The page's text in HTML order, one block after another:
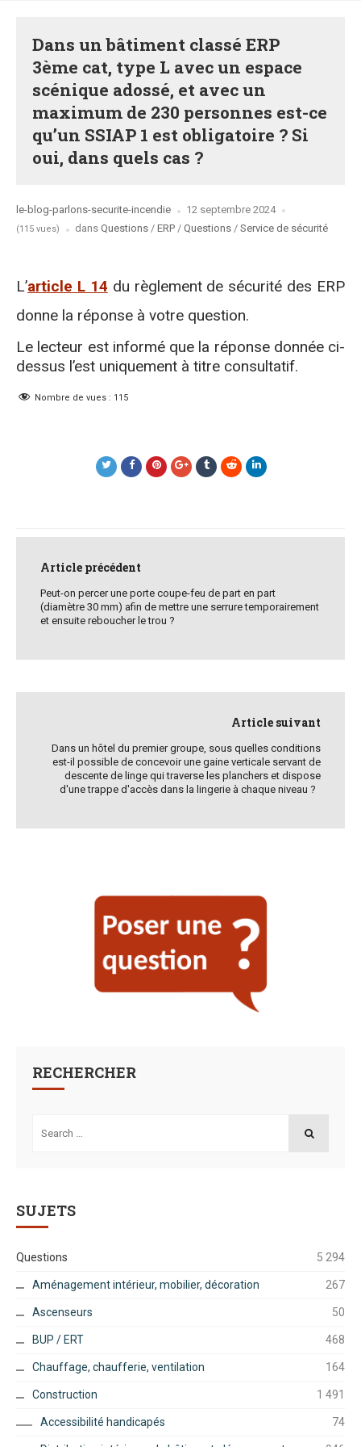
Dans un bâtiment classé ERP
3ème cat, type L avec un espace
scénique adossé, et avec un
maximum de 230 personnes est-ce
qu’un SSIAP 1 est obligatoire ? Si
oui, dans quels cas ?
Posted
by
le-blog-parlons-securite-incendie 12 septembre 2024
(115 vues) dans Posted
Questions / ERP / Questions / Service de sécurité
L’article L 14 du règlement de sécurité des ERP
donne la réponse à votre question.
Le lecteur est informé que la réponse donnée ci-
dessus l’est uniquement à titre consultatif.
Nombre de vues : 115
navigation
Article précédent
Peut-on percer une porte coupe-feu de part en part
(diamètre 30 mm) afin de mettre une serrure temporairement
et ensuite reboucher le trou ?
Article suivant
Dans un hôtel du premier groupe, sous quelles conditions
est-il possible de concevoir une gaine verticale servant de
descente de linge qui traverse les planchers et dispose
d'une trappe d'accès dans la lingerie à chaque niveau ?
RECHERCHER
for:
SUJETS
Questions 5 294
Aménagement intérieur, mobilier, décoration 267
Ascenseurs 50
BUP / ERT 468
Chauffage, chaufferie, ventilation 164
Construction 1 491
Accessibilité handicapés 74